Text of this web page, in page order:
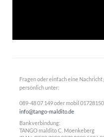
Fragen oder einfach eine
persönlich unter:
089-48 07 149 oder mobil
info@tango-maldito.de
Bankverbindung:
TANGO maldito C. Moenkeberg